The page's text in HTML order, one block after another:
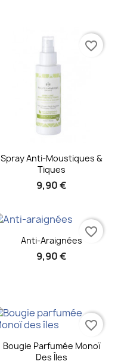
Aperçu rapide
Spray Anti-Moustiques &
Tiques
9,90 €
favorite_border
Aperçu rapide
Anti-Araignées
9,90 €
favorite_border
Aperçu rapide
Bougie Parfumée Monoï
Des Îles
favorite_border